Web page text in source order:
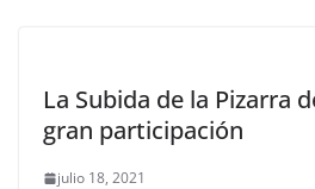
La Subida de la Pizarra
gran participación
julio 18, 2021